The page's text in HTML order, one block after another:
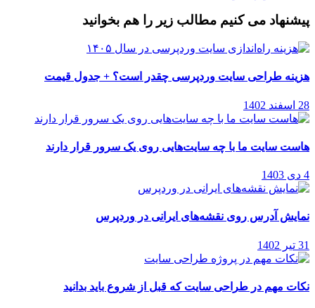
پیشنهاد می کنیم مطالب زیر را هم بخوانید
هزینه طراحی سایت وردپرسی چقدر است؟ + جدول قیمت
28 اسفند 1402
هاست سایت ما با چه سایت‌هایی روی یک سرور قرار دارند
4 دی 1403
نمایش آدرس روی نقشه‌‌های ایرانی در وردپرس
31 تیر 1402
نکات مهم در طراحی سایت که قبل از شروع باید بدانید